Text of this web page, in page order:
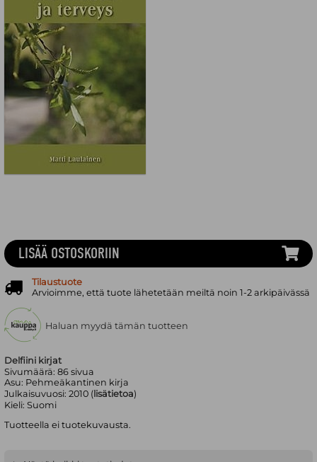
Delfiini kirjat
Sivumäärä:86 sivua
Asu: Pehmeäkantinen kirja
Julkaisuvuosi:2010 ( lisätietoa)
Kieli:Suomi
Tuotteella ei tuotekuvausta.
LISÄÄ OSTOSKORIIN
Tilaustuote
Arvioimme, että tuote lähetetään meiltä noin 1-2 arkipäivässä
Haluan myydä tämän tuotteen